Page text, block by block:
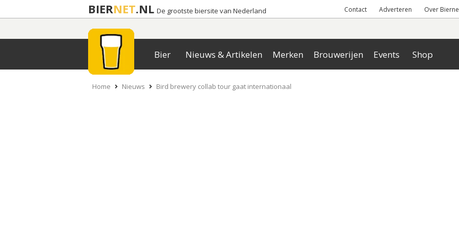
BIERNET.NL De grootste biersite van Nederland Contact Adverteren Over
Bier Nieuws & Artikelen Merken Brouwerijen Events Shop
Home Nieuws Bird brewery collab tour gaat internationaal